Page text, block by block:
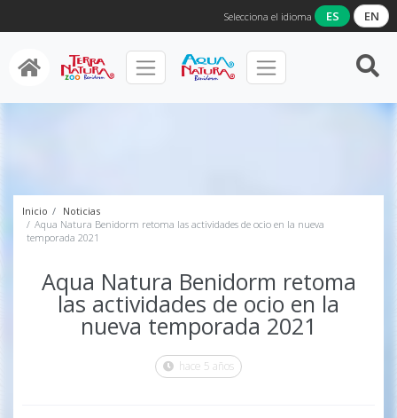
Selecciona el idioma ES EN
Inicio
Noticias
Aqua Natura Benidorm retoma las actividades de ocio en la nueva
temporada 2021
Aqua Natura Benidorm retoma
las actividades de ocio en la
nueva temporada 2021
hace 5 años